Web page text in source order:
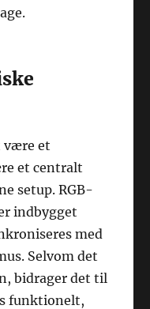
være et
et centralt
setup. RGB-
indbygget
med
Selvom det
bidrager det til
funktionelt,